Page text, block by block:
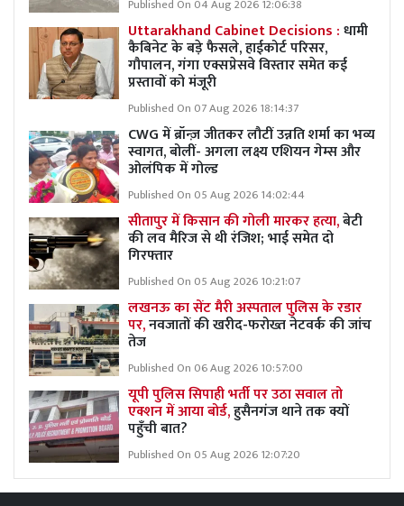
Published On 04 Aug 2026 12:06:38
Uttarakhand Cabinet Decisions :धामी
कैबिनेट के बड़े फैसले, हाईकोर्ट परिसर,
गौपालन, गंगा एक्सप्रेसवे विस्तार समेत कई
प्रस्तावों को मंजूरी
Published On 07 Aug 2026 18:14:37
CWG में ब्रॉन्ज़ जीतकर लौटीं उन्नति शर्मा का भव्य
स्वागत, बोलीं- अगला लक्ष्य एशियन गेम्स और
ओलंपिक में गोल्ड
Published On 05 Aug 2026 14:02:44
सीतापुर में किसान की गोली मारकर हत्या,बेटी
की लव मैरिज से थी रंजिश; भाई समेत दो
गिरफ्तार
Published On 05 Aug 2026 10:21:07
लखनऊ का सेंट मैरी अस्पताल पुलिस के रडार
पर,नवजातों की खरीद-फरोख्त नेटवर्क की जांच
तेज
Published On 06 Aug 2026 10:57:00
यूपी पुलिस सिपाही भर्ती पर उठा सवाल तो
एक्शन में आया बोर्ड,हुसैनगंज थाने तक क्यों
पहुँची बात?
Published On 05 Aug 2026 12:07:20